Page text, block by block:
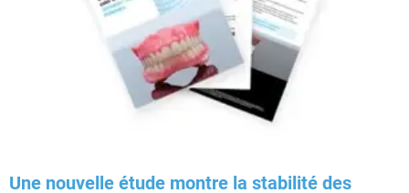
Une nouvelle étude montre la stabilité des